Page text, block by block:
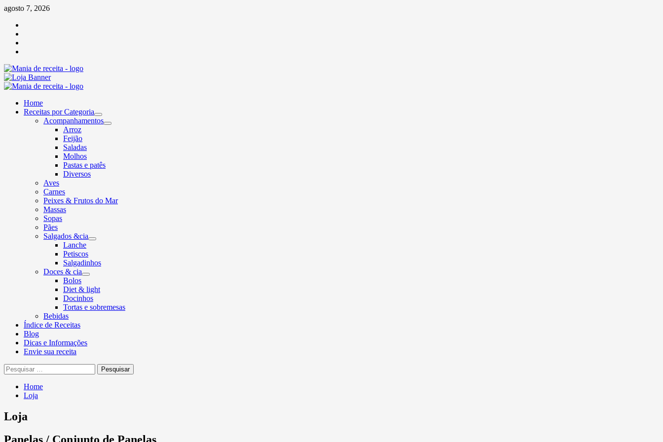
Skip
content
agosto 7, 2026
Primary
Home
Receitas por Categoria
Acompanhamentos
Arroz
Feijão
Saladas
Molhos
Pastas e patês
Diversos
Aves
Carnes
Peixes & Frutos do Mar
Massas
Sopas
Pães
Salgados &cia
Lanche
Petiscos
Salgadinhos
Doces & cia
Bolos
Diet & light
Docinhos
Tortas e sobremesas
Bebidas
Índice de Receitas
Blog
Dicas e Informações
Envie sua receita
Pesquisar
por:
Home
Loja
Loja